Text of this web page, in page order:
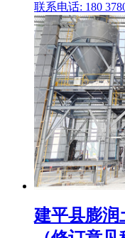
联系电话: 180
建平县膨润